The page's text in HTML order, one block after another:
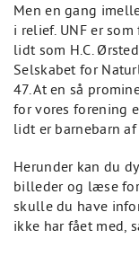
Men en gang
i relief. UNF er
lidt som H.C.
Selskabet for
47. At en så
for vores forening
lidt er barnebarn
Herunder kan du
billeder og læse
skulle du have
ikke har fået med,